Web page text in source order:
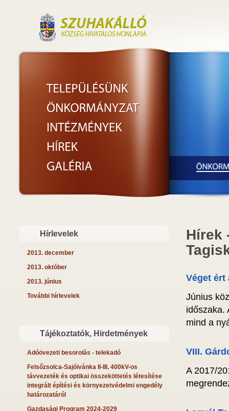
Hírlevelek
2013. december
2013. október
2013. június
További hírlevelek
Tájékoztatók, Hirdetmények
Adóövezeti besorolás - telekadó
Felsőzsolca-Sajóivánka II-III. 400kV-os
távvezeték és optikai összeköttetés létesítése
integrált építési és környezetvédelmi engedély
határozatáról
Gazdasági Program 2024-2029
Hírek
Véget ért
Június
időszaka.
mind a
VIII.
A 2017/